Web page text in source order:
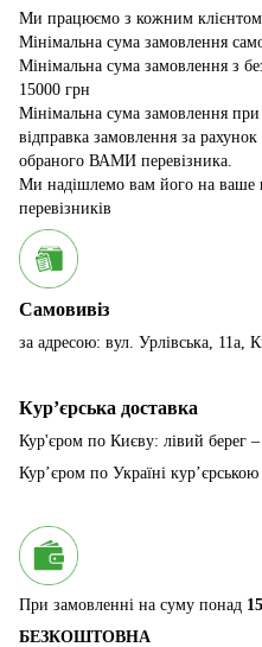
Ми працюємо з кожним клієнтом.
Мінімальна сума замовлення
Мінімальна сума замовлення з
15000 грн
Мінімальна сума замовлення
відправка замовлення за
обраного ВАМИ перевізника.
Ми надішлемо вам його на ваше
перевізників
Самовивіз
за адресою: вул. Урлівська, 11а,
Курʼєрська доставка
Кур'єром по Києву: лівий берег
Курʼєром по Україні
При замовленні на суму понад
БЕЗКОШТОВНА